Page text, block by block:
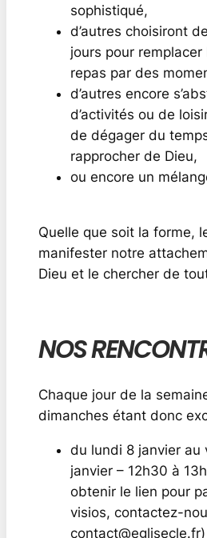
sophistiqué,
d’autres choisiront
jours pour
repas par des
d’autres encore
d’activités ou de
de dégager du
rapprocher de Dieu,
ou encore un
Quelle que soit la forme,
manifester notre
Dieu et le chercher de
NOS
Chaque jour de la
dimanches étant donc
du lundi 8 janvier au
janvier – 12h30 à
obtenir le lien pour
visios, contactez-
contact@eglisecle.fr)